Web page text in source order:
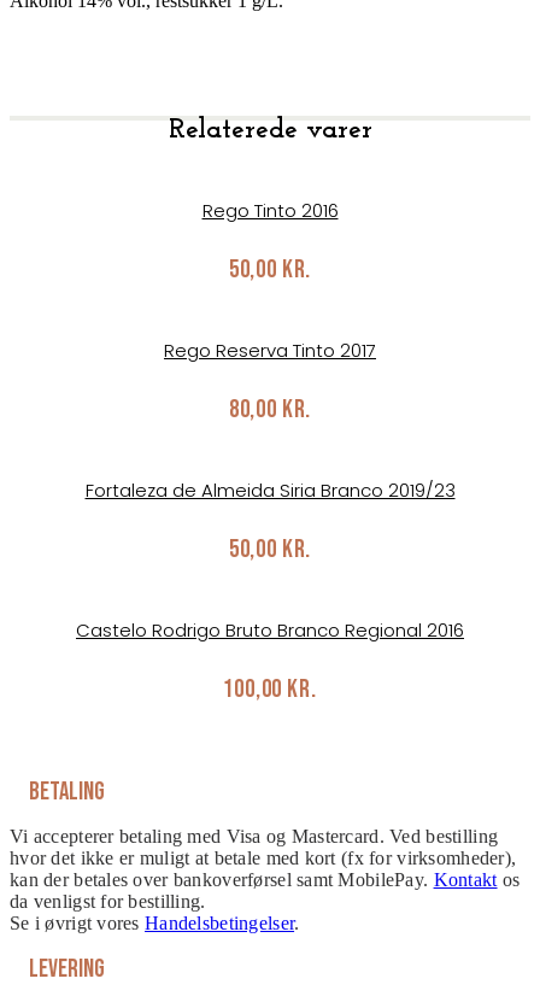
Relaterede varer
Rego Tinto 2016
50,00 kr.
Rego Reserva Tinto 2017
80,00 kr.
Fortaleza de Almeida Siria Branco 2019/23
50,00 kr.
Castelo Rodrigo Bruto Branco Regional 2016
100,00 kr.
Betaling
Vi accepterer betaling med Visa og Mastercard. Ved bestilling
hvor det ikke er muligt at betale med kort (fx for virksomheder),
kan der betales over bankoverførsel samt MobilePay. Kontakt os
da venligst for bestilling.
Se i øvrigt voresHandelsbetingelser.
Levering